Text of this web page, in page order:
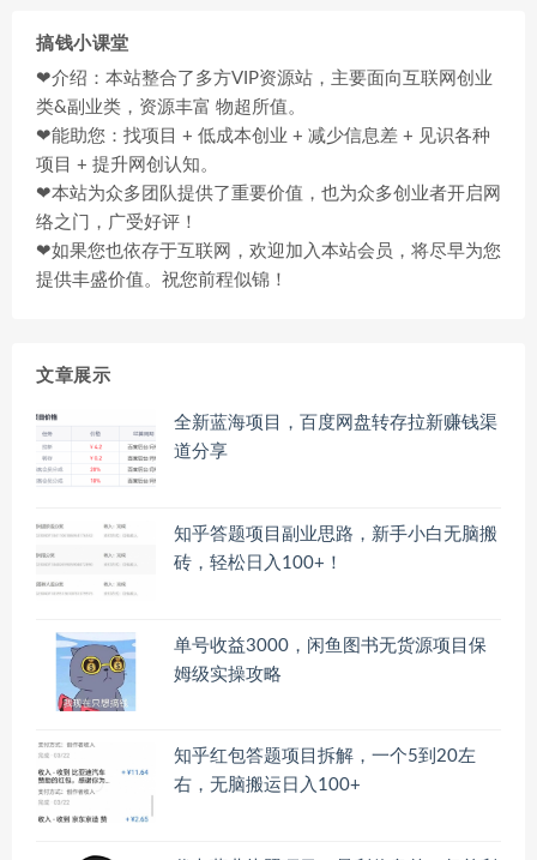
搞钱小课堂
❤介绍：本站整合了多方VIP资源站，主要面向互联网创业
类&副业类，资源丰富 物超所值。
❤能助您：找项目 + 低成本创业 + 减少信息差 + 见识各种
项目 + 提升网创认知。
❤本站为众多团队提供了重要价值，也为众多创业者开启网
络之门，广受好评！
❤如果您也依存于互联网，欢迎加入本站会员，将尽早为您
提供丰盛价值。祝您前程似锦！
文章展示
全新蓝海项目，百度网盘转存拉新赚钱渠
道分享
知乎答题项目副业思路，新手小白无脑搬
砖，轻松日入100+！
单号收益3000，闲鱼图书无货源项目保
姆级实操攻略
知乎红包答题项目拆解，一个5到20左
右，无脑搬运日入100+